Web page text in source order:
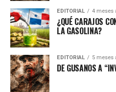
EDITORIAL 4 meses
¿QUÉ CARAJOS
LA GASOLINA?
EDITORIAL 5 meses
DE GUSANOS A